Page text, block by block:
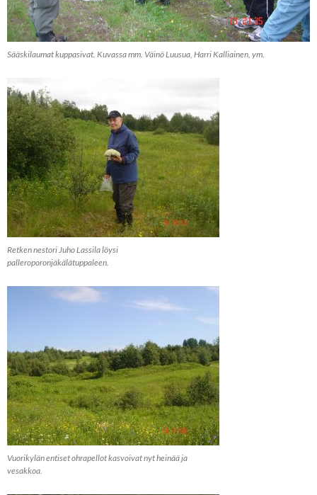
Sääskilaumat kuppasivat. Kuvassa mm. Väinö Luusua, Harri Kalliainen, ym.
Retken nestori Juho Lassila löysi
palleroporonjäkälätuppaleen.
Vuorikylän entiset ohrapellot kasvoivat nyt heinää ja
vesakkoa.